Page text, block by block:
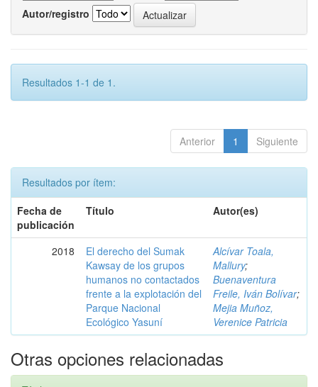
Autor/registro
Resultados 1-1 de 1.
Anterior 1 Siguiente
Resultados por ítem:
Fecha de
publicación
Título Autor(es)
2018
El derecho del Sumak
Kawsay de los grupos
humanos no contactados
frente a la explotación del
Parque Nacional
Ecológico Yasuní
Alcívar Toala,
Mallury;
Buenaventura
Freile, Iván Bolívar;
Mejia Muñoz,
Verenice Patricia
Otras opciones relacionadas